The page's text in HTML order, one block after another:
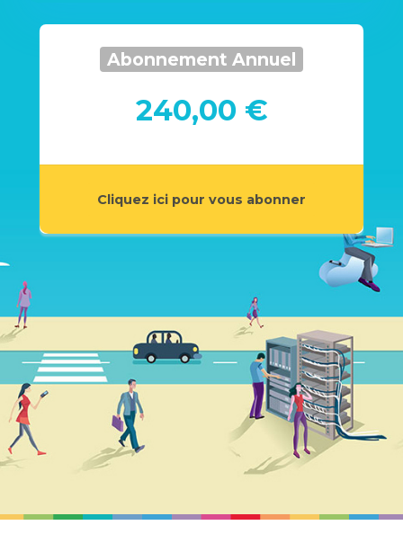
Abonnement Annuel
240,00 €
Cliquez ici pour vous abonner